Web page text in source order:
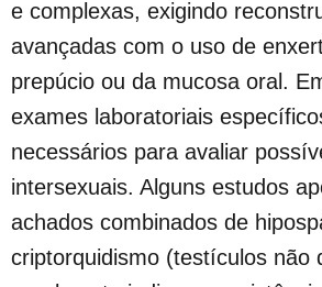
e complexas, exigindo
avançadas com o uso de
prepúcio ou da mucosa oral.
exames laboratoriais
necessários para avaliar
intersexuais. Alguns estudos
achados combinados de
criptorquidismo (testículos não